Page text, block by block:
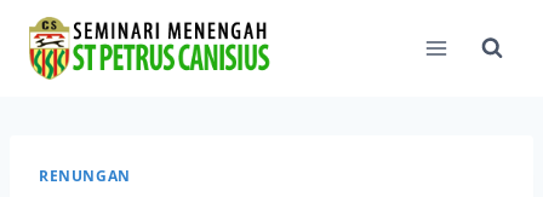
content
RENUNGAN